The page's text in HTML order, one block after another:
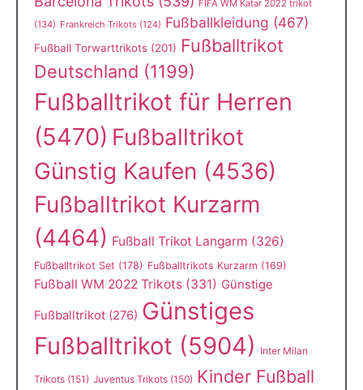
FIFA WM Katar 2022 trikot
(134) Frankreich Trikots (124) Fußballkleidung (467)
Fußball Torwarttrikots (201) Fußballtrikot
Deutschland (1199)
Fußballtrikot für Herren
(5470) Fußballtrikot
Günstig Kaufen (4536)
Fußballtrikot Kurzarm
(4464) Fußball Trikot Langarm (326)
Fußballtrikot Set (178) Fußballtrikots Kurzarm (169)
Fußball WM 2022 Trikots (331) Günstige
Fußballtrikot (276) Günstiges
Fußballtrikot (5904) Inter Milan
Trikots (151) Juventus Trikots (150) Kinder Fußball